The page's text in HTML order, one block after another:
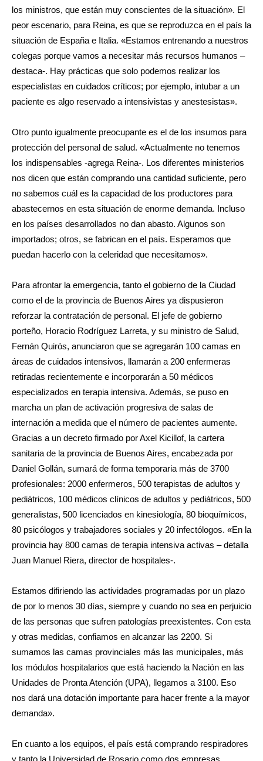
los ministros, que están muy conscientes de la situación». El
peor escenario, para Reina, es que se reproduzca en el país la
situación de España e Italia. «Estamos entrenando a nuestros
colegas porque vamos a necesitar más recursos humanos –
destaca-. Hay prácticas que solo podemos realizar los
especialistas en cuidados críticos; por ejemplo, intubar a un
paciente es algo reservado a intensivistas y anestesistas».
Otro punto igualmente preocupante es el de los insumos para
protección del personal de salud. «Actualmente no tenemos
los indispensables -agrega Reina-. Los diferentes ministerios
nos dicen que están comprando una cantidad suficiente, pero
no sabemos cuál es la capacidad de los productores para
abastecernos en esta situación de enorme demanda. Incluso
en los países desarrollados no dan abasto. Algunos son
importados; otros, se fabrican en el país. Esperamos que
puedan hacerlo con la celeridad que necesitamos».
Para afrontar la emergencia, tanto el gobierno de la Ciudad
como el de la provincia de Buenos Aires ya dispusieron
reforzar la contratación de personal. El jefe de gobierno
porteño, Horacio Rodríguez Larreta, y su ministro de Salud,
Fernán Quirós, anunciaron que se agregarán 100 camas en
áreas de cuidados intensivos, llamarán a 200 enfermeras
retiradas recientemente e incorporarán a 50 médicos
especializados en terapia intensiva. Además, se puso en
marcha un plan de activación progresiva de salas de
internación a medida que el número de pacientes aumente.
Gracias a un decreto firmado por Axel Kicillof, la cartera
sanitaria de la provincia de Buenos Aires, encabezada por
Daniel Gollán, sumará de forma temporaria más de 3700
profesionales: 2000 enfermeros, 500 terapistas de adultos y
pediátricos, 100 médicos clínicos de adultos y pediátricos, 500
generalistas, 500 licenciados en kinesiología, 80 bioquímicos,
80 psicólogos y trabajadores sociales y 20 infectólogos. «En la
provincia hay 800 camas de terapia intensiva activas – detalla
Juan Manuel Riera, director de hospitales-.
Estamos difiriendo las actividades programadas por un plazo
de por lo menos 30 días, siempre y cuando no sea en perjuicio
de las personas que sufren patologías preexistentes. Con esta
y otras medidas, confiamos en alcanzar las 2200. Si
sumamos las camas provinciales más las municipales, más
los módulos hospitalarios que está haciendo la Nación en las
Unidades de Pronta Atención (UPA), llegamos a 3100. Eso
nos dará una dotación importante para hacer frente a la mayor
demanda».
En cuanto a los equipos, el país está comprando respiradores
y tanto la Universidad de Rosario como dos empresas